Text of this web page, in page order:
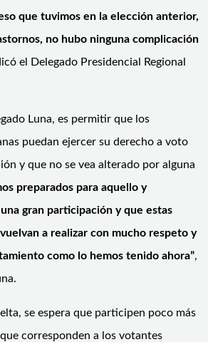
que tuvimos en la elección anterior,
no hubo ninguna complicación
el Delegado Presidencial Regional
Luna, es permitir que los
puedan ejercer su derecho a voto
y que no se vea alterado por alguna
preparados para aquello y
gran participación y que estas
a realizar con mucho respeto y
como lo hemos tenido ahora”,
se espera que participen poco más
corresponden a los votantes